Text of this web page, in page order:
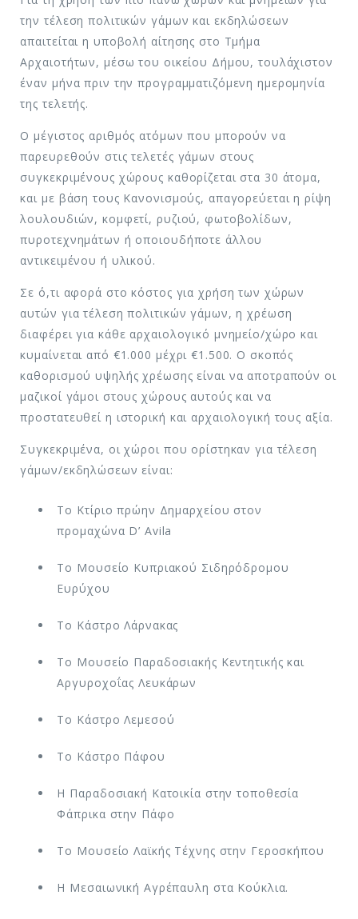
την τέλεση πολιτικών γάμων και εκδηλώσεων
απαιτείται η υποβολή αίτησης στο Τμήμα
Αρχαιοτήτων, μέσω του οικείου Δήμου, τουλάχιστον
έναν μήνα πριν την προγραμματιζόμενη ημερομηνία
της τελετής.
Ο μέγιστος αριθμός ατόμων που μπορούν να
παρευρεθούν στις τελετές γάμων στους
συγκεκριμένους χώρους καθορίζεται στα 30 άτομα,
και με βάση τους Κανονισμούς, απαγορεύεται η ρίψη
λουλουδιών, κομφετί, ρυζιού, φωτοβολίδων,
πυροτεχνημάτων ή οποιουδήποτε άλλου
αντικειμένου ή υλικού.
Σε ό,τι αφορά στο κόστος για χρήση των χώρων
αυτών για τέλεση πολιτικών γάμων, η χρέωση
διαφέρει για κάθε αρχαιολογικό μνημείο/χώρο και
κυμαίνεται από €1.000 μέχρι €1.500. Ο σκοπός
καθορισμού υψηλής χρέωσης είναι να αποτραπούν οι
μαζικοί γάμοι στους χώρους αυτούς και να
προστατευθεί η ιστορική και αρχαιολογική τους αξία.
Συγκεκριμένα, οι χώροι που ορίστηκαν για τέλεση
γάμων/εκδηλώσεων είναι:
Το Κτίριο πρώην Δημαρχείου στον
προμαχώνα D’ Avila
Το Μουσείο Κυπριακού Σιδηρόδρομου
Ευρύχου
Το Κάστρο Λάρνακας
Το Μουσείο Παραδοσιακής Κεντητικής και
Αργυροχοΐας Λευκάρων
Το Κάστρο Λεμεσού
Το Κάστρο Πάφου
Η Παραδοσιακή Κατοικία στην τοποθεσία
Φάπρικα στην Πάφο
Το Μουσείο Λαϊκής Τέχνης στην Γεροσκήπου
Η Μεσαιωνική Αγρέπαυλη στα Κούκλια.